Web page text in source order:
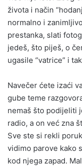
života i način
normalno i
prestanka, slati
jedeš, što piješ, o
ugasile “vatrice” i
Navečer ćete izaći
gube teme
nemaš što podijeliti
radio, a on već zna
Sve ste si rekli
vidimo parove kako
kod njega zapad.